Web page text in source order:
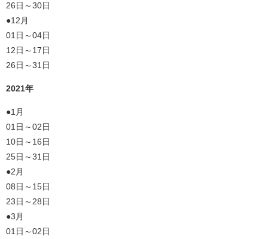
26日～30日
●12月
01日～04日
12日～17日
26日～31日
2021年
●1月
01日～02日
10日～16日
25日～31日
●2月
08日～15日
23日～28日
●3月
01日～02日